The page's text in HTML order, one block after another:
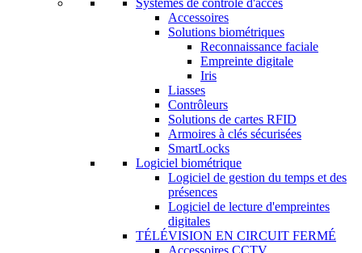
Accessoires
Solutions biométriques
Reconnaissance faciale
Empreinte digitale
Iris
Liasses
Contrôleurs
Solutions de cartes RFID
Armoires à clés sécurisées
SmartLocks
Logiciel biométrique
Logiciel de gestion du temps et des
présences
Logiciel de lecture d'empreintes
digitales
TÉLÉVISION EN CIRCUIT FERMÉ
Accessoires CCTV